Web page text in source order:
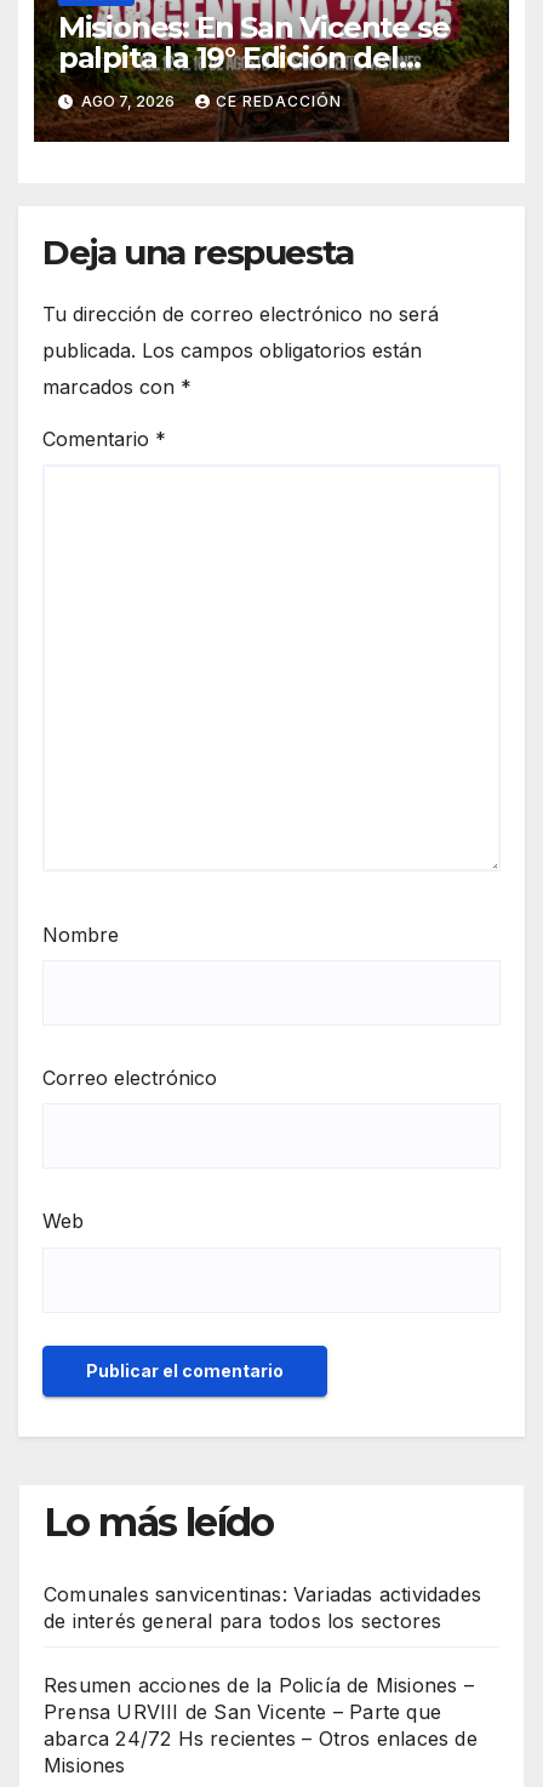
Misiones: En San Vicente se
palpita la 19° Edición del
«Jeep Fest» – Cronograma –
detalles
AGO 7, 2026 CE REDACCIÓN
Deja una respuesta
Tu dirección de correo electrónico no será
publicada. Los campos obligatorios están
marcados con *
Comentario *
Nombre
Correo electrónico
Web
Lo más leído
Comunales sanvicentinas: Variadas actividades
de interés general para todos los sectores
Resumen acciones de la Policía de Misiones –
Prensa URVIII de San Vicente – Parte que
abarca 24/72 Hs recientes – Otros enlaces de
Misiones